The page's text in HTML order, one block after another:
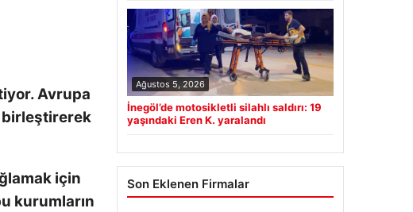
Avrupa
birleştirerek
için
kurumların
Ağustos 5, 2026
İnegöl’de motosikletli silahlı saldırı: 19
yaşındaki Eren K. yaralandı
Son Eklenen Firmalar